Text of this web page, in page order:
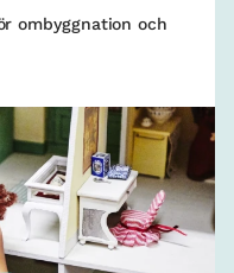
ombyggnation och